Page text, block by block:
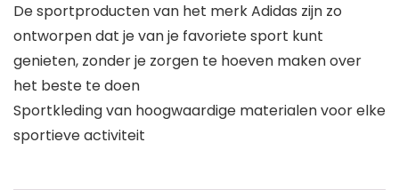
De sportproducten van het merk Adidas zijn zo
ontworpen dat je van je favoriete sport kunt
genieten, zonder je zorgen te hoeven maken over
het beste te doen
Sportkleding van hoogwaardige materialen voor elke
sportieve activiteit